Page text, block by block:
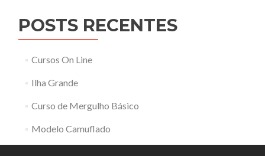
POSTS RECENTES
Cursos On Line
Ilha Grande
Curso de Mergulho Básico
Modelo Camuflado